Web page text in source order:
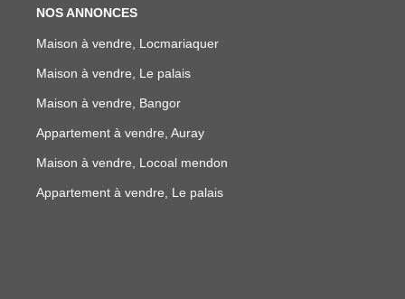
NOS ANNONCES
Maison à vendre, Locmariaquer
Maison à vendre, Le palais
Maison à vendre, Bangor
Appartement à vendre, Auray
Maison à vendre, Locoal mendon
Appartement à vendre, Le palais